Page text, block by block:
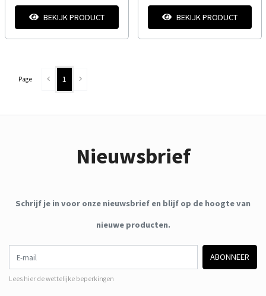
BEKIJK PRODUCT BEKIJK PRODUCT
Page 1
Nieuwsbrief
Schrijf je in voor onze nieuwsbrief en blijf op de hoogte van
nieuwe producten.
ABONNEER
Lees hier de wettelijke beperkingen